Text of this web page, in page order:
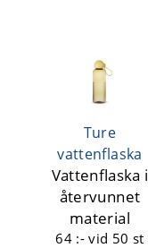
Ture
vattenflaska
Vattenflaska i
återvunnet
material
64 :-vid 50 st